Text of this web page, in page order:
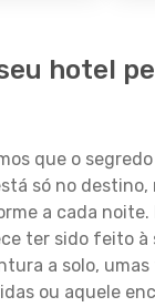
hotel
que o
só no destino,
a cada
ter sido feito à
a solo,
ou aquele